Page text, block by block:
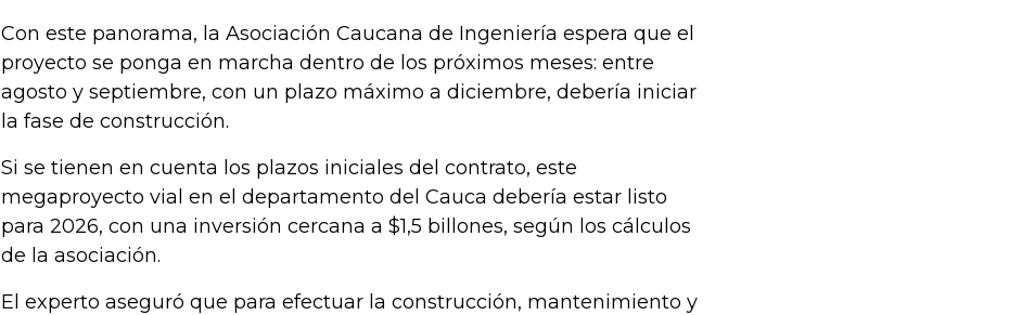
Con este panorama, la Asociación Caucana de Ingeniería espera que el
proyecto se ponga en marcha dentro de los próximos meses: entre
agosto y septiembre, con un plazo máximo a diciembre, debería iniciar
la fase de construcción.
Si se tienen en cuenta los plazos iniciales del contrato, este
megaproyecto vial en el departamento del Cauca debería estar listo
para 2026, con una inversión cercana a $1,5 billones, según los cálculos
de la asociación.
El experto aseguró que para efectuar la construcción, mantenimiento y